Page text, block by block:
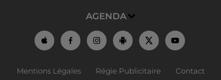
AGENDA
Mentions Légales Régie Publicitaire Contact